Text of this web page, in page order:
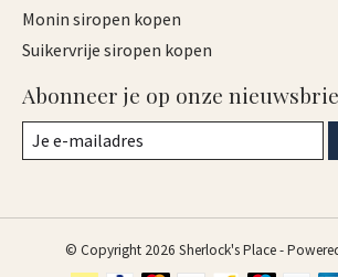
Monin siropen kopen
Suikervrije siropen kopen
Abonneer je op onze
© Copyright 2026 Sherlock's Place -